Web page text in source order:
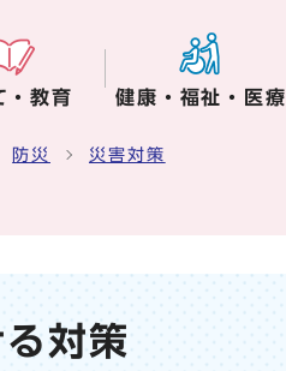
・教育 健康・福祉・医療
防災 災害対策
対策